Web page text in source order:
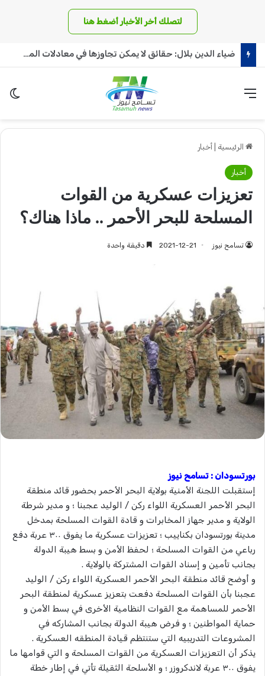
لتصلك أخر الأخبار أضغط هنا
الذهب يسجل أسعاراً صادمة في السودان والدولار يجاوز الـ 6 آلاف جنيه!
القائمة
الرئيسية أخبار
أخبار
تعزيزات عسكرية من القوات
المسلحة للبحر الأحمر .. ماذا هناك؟
تسامح نيوز 2021-12-21 دقيقة واحدة
بورتسودان : تسامح نيوز
إستقبلت اللجنة الأمنية بولاية البحر الأحمر بحضور قائد منطقة
البحر الأحمر العسكرية اللواء ركن / الوليد عجبنا ؛ و مدير شرطة
الولاية و مدير جهاز المخابرات و قادة القوات المسلحة بمدخل
مدينة بورتسودان بكناييب ؛ تعزيزات عسكرية ما يفوق ٣٠٠ عربة دفع
رباعي من القوات المسلحة ؛ لحفظ الأمن و بسط هيبة الدولة
بجانب تأمين و إسناد القوات المشتركة بالولاية .
و أوضح قائد منطقة البحر الأحمر العسكرية اللواء ركن / الوليد
عجبنا بأن القوات المسلحة دفعت بتعزيز عسكرية لمنطقة البحر
الأحمر للمساهمة مع القوات النظامية الأخرى في بسط الأمن و
حماية المواطنين ؛ و فرض هيبة الدولة بجانب المشاركه في
المشروعات التدريبيه التي ستنتظم قيادة المنطقه العسكرية .
يذكر أن التعزيزات العسكرية من القوات المسلحة و التي قوامها ما
يفوق ٣٠٠ عربة لاندكروزر ؛ و الأسلحة الثقيلة تأتي في إطار خطة